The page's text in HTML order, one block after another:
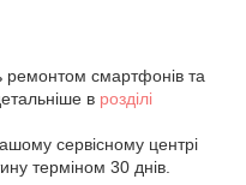
смартфонів та
в розділі
сервісному центрі
терміном 30 днів.